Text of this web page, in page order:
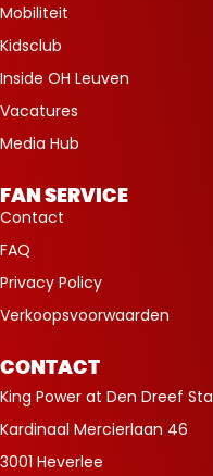
Mobiliteit
Kidsclub
Inside OH Leuven
Vacatures
Media Hub
FAN SERVICE
Contact
FAQ
Privacy Policy
Verkoopsvoorwaarden
CONTACT
King Power at Den Dreef
Kardinaal Mercierlaan 46
3001 Heverlee